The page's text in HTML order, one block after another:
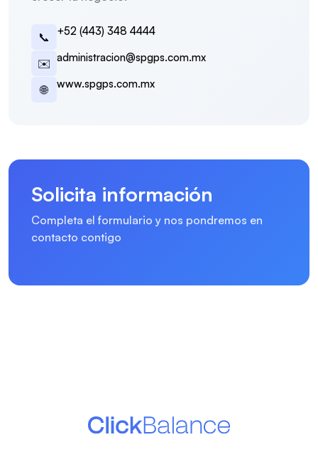
📞 +52 (443) 348 4444
✉️ administracion@spgps.com.mx
🌐 www.spgps.com.mx
Solicita información
Completa el formulario y nos pondremos en
contacto contigo